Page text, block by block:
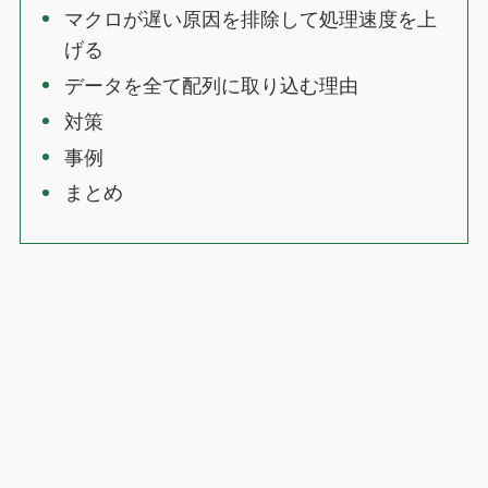
マクロが遅い原因を排除して処理速度を上
げる
データを全て配列に取り込む理由
対策
事例
まとめ